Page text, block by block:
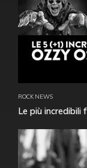
ROCK NEWS
Le più incredibili